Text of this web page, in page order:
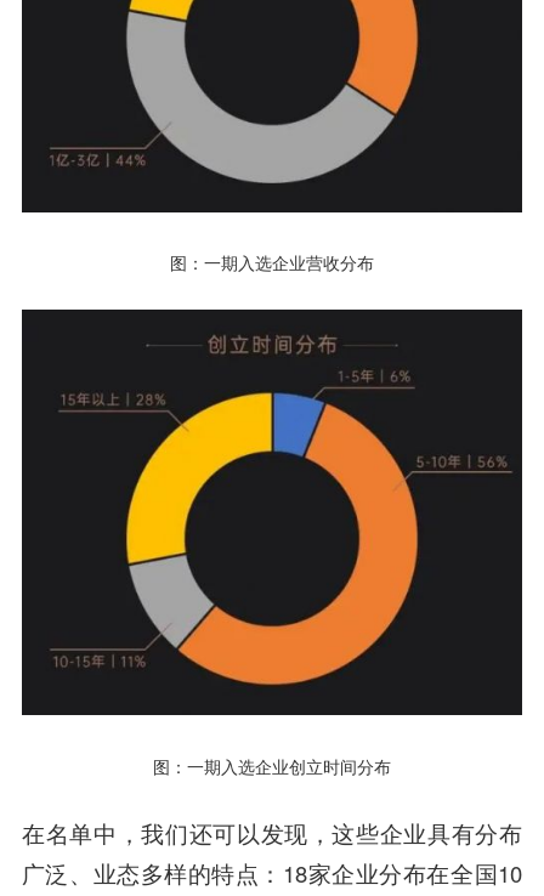
图：一期入选企业营收分布
图：一期入选企业创立时间分布
在名单中，我们还可以发现，这些企业具有分布
广泛、业态多样的特点：18家企业分布在全国10